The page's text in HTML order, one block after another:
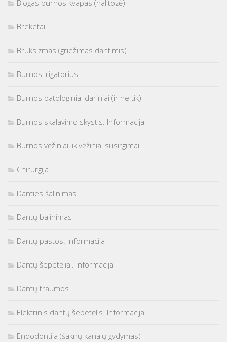
Blogas burnos kvapas (halitozė)
Breketai
Bruksizmas (griežimas dantimis)
Burnos irigatorius
Burnos patologiniai dariniai (ir ne tik)
Burnos skalavimo skystis. Informacija
Burnos vėžiniai, ikivėžiniai susirgimai
Chirurgija
Danties šalinimas
Dantų balinimas
Dantų pastos. Informacija
Dantų šepetėliai. Informacija
Dantų traumos
Elektrinis dantų šepetėlis. Informacija
Endodontija (šaknų kanalų gydymas)